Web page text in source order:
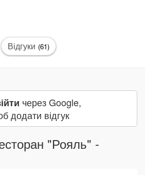
Відгуки (активна
вкладка)
(61)
через Google,
додати відгук
"Рояль" -